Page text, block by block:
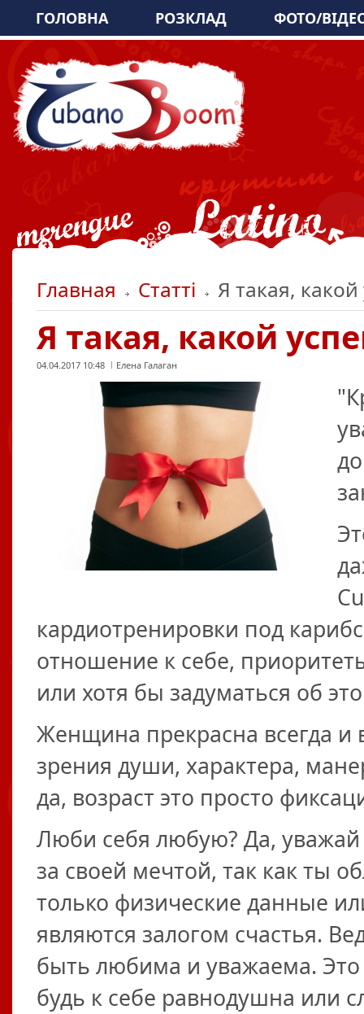
ГОЛОВНА РОЗКЛАД ФОТО/
Главная Статті Я такая,
Я такая, какой
04.04.2017 10:48 Елена Галаган
кардиотренировки под
отношение к себе,
или хотя бы задуматься об
Женщина прекрасна всегда и
зрения души, характера,
да, возраст это просто
Люби себя любую? Да,
за своей мечтой, так как ты
только физические данные
являются залогом счастья.
быть любима и уважаема. Это
будь к себе равнодушна или